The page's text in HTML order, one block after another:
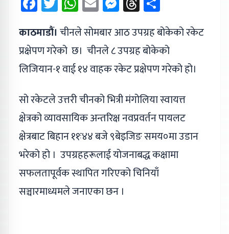
काठमाडौं। चीनले सोमबार आठ उपग्रह बोकेको रकेट
प्रक्षेपण गरेको छ। चीनले ८ उपग्रह बोकेको
लिजियान-१ वाई १४ वाहक रकेट प्रक्षेपण गरेको हो।
सो रकेटले उत्तरी चीनको भित्री मंगोलिया स्वायत्त
क्षेत्रको व्यावसायिक अन्तरिक्ष नवप्रवर्तन पायलट
क्षेत्रबाट बिहान ११ः४४ बजे ९बेइजिङ समय०मा उडान
भरेको हो । उपग्रहहरूलाई योजनाबद्ध कक्षामा
सफलतापूर्वक स्थापित गरिएको चिनियाँ
सञ्चारमाध्यमले जनाएका छन ।